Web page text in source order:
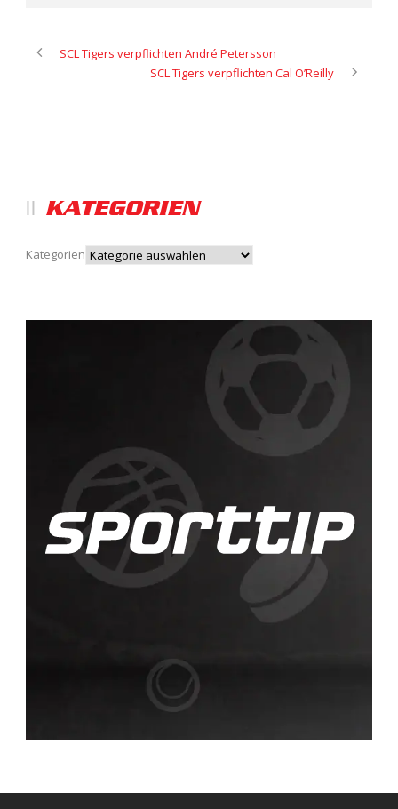
SCL Tigers verpflichten André Petersson
SCL Tigers verpflichten Cal O’Reilly
KATEGORIEN
Kategorien